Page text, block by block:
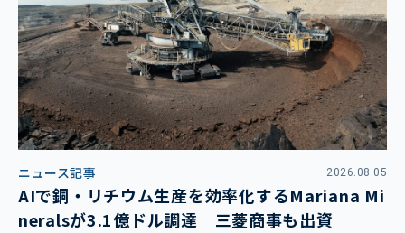
ニュース記事 2026.08.05
AIで銅・リチウム生産を効率化するMariana Mi
neralsが3.1億ドル調達 三菱商事も出資